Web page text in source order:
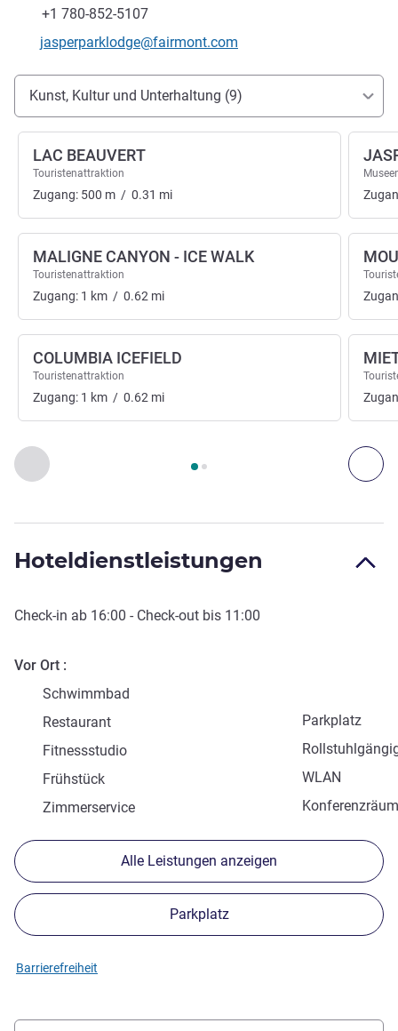
Fax
+1 780-852-5107
Kontakt-E-Mail
jasperparklodge@fairmont.com
Erreichbarkeit und Anbindung
Kunst, Kultur und Unterhaltung (9)
Zurück - Kunst, Kultur und Unterhaltung
Seite1 , Kunst, Kultur und Unterhaltung 1 :, Kunst,
LAC BEAUVERT
Touristenattraktion
Zugang: 500 m / 0.31 mi
MALIGNE CANYON - ICE WALK
Touristenattraktion
Zugang: 1 km / 0.62 mi
COLUMBIA ICEFIELD
Touristenattraktion
Zugang: 1 km / 0.62 mi
Hoteldienstleistungen
Check-in ab 16:00 - Check-out bis 11:00
Vor Ort
Schwimmbad
Parkplatz
Restaurant
Fitnessstudio
WLAN
Frühstück
Zimmerservice
Alle Leistungen anzeigen
Parkplatz
Barrierefreiheit